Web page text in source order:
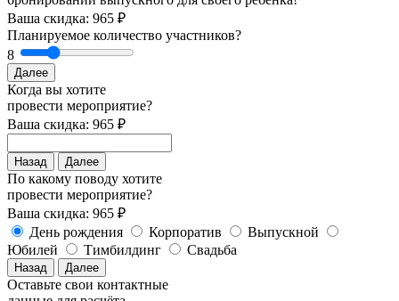
Ваша скидка: 965 ₽
Планируемое количество участников?
8
Далее
Когда вы хотите
провести мероприятие?
Ваша скидка: 965 ₽
Назад Далее
По какому поводу хотите
провести мероприятие?
Ваша скидка: 965 ₽
День рождения
Корпоратив
Выпускной
Юбилей
Тимбилдинг Свадьба
Назад Далее
Оставьте свои контактные